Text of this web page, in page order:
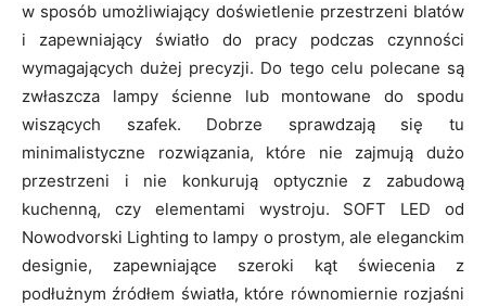
w sposób umożliwiający doświetlenie przestrzeni blatów
i zapewniający światło do pracy podczas czynności
wymagających dużej precyzji. Do tego celu polecane są
zwłaszcza lampy ścienne lub montowane do spodu
wiszących szafek. Dobrze sprawdzają się tu
minimalistyczne rozwiązania, które nie zajmują dużo
przestrzeni i nie konkurują optycznie z zabudową
kuchenną, czy elementami wystroju. SOFT LED od
Nowodvorski Lighting to lampy o prostym, ale eleganckim
designie, zapewniające szeroki kąt świecenia z
podłużnym źródłem światła, które równomiernie rozjaśni